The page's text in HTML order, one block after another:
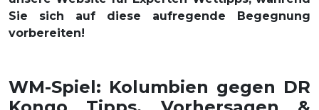
Sie sich auf diese aufregende Begegnung
vorbereiten!
WM-Spiel: Kolumbien gegen DR